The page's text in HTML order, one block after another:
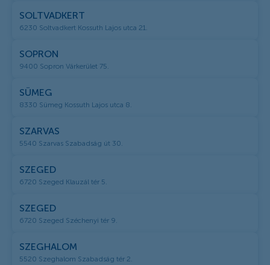
SOLTVADKERT
6230 Soltvadkert Kossuth Lajos utca 21.
SOPRON
9400 Sopron Várkerület 75.
SÜMEG
8330 Sümeg Kossuth Lajos utca 8.
SZARVAS
5540 Szarvas Szabadság út 30.
SZEGED
6720 Szeged Klauzál tér 5.
SZEGED
6720 Szeged Széchenyi tér 9.
SZEGHALOM
5520 Szeghalom Szabadság tér 2.